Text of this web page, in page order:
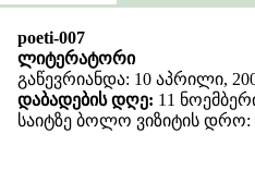
poeti-007
ლიტერატორი
გაწევრიანდა: 10 აპრილი,
დაბადების დღე: 11
საიტზე ბოლო ვიზიტის დრო: